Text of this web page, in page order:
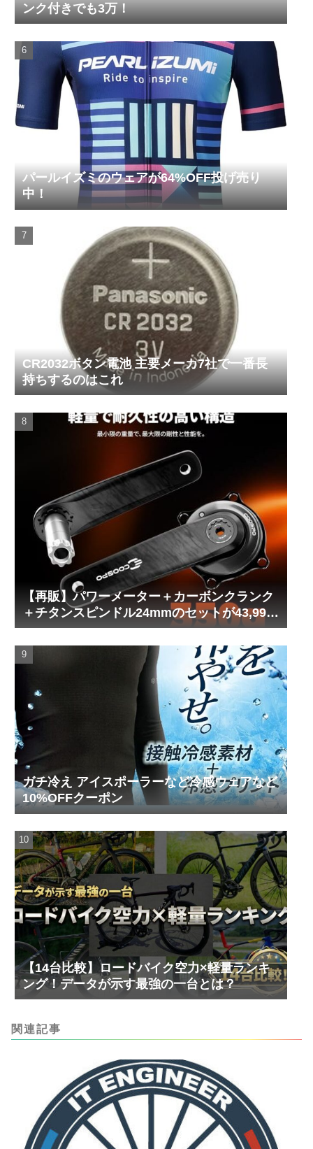
ンク付きでも3万！
パールイズミのウェアが64%OFF投げ売り
中！
CR2032ボタン電池 主要メーカ7社で一番長
持ちするのはこれ
【再販】パワーメーター＋カーボンクランク
＋チタンスピンドル24mmのセットが43,999
円！
ガチ冷え アイスポーラーなど冷感ウェアなど
10%OFFクーポン
【14台比較】ロードバイク空力×軽量ランキ
ング！データが示す最強の一台とは？
関連記事